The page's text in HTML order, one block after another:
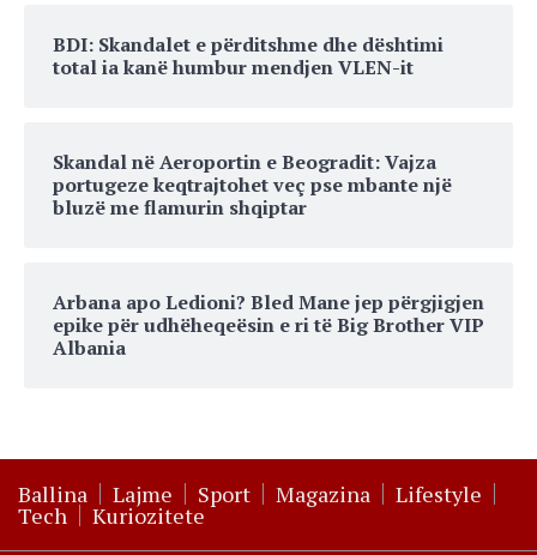
BDI: Skandalet e përditshme dhe dështimi
total ia kanë humbur mendjen VLEN-it
Skandal në Aeroportin e Beogradit: Vajza
portugeze keqtrajtohet veç pse mbante një
bluzë me flamurin shqiptar
Arbana apo Ledioni? Bled Mane jep përgjigjen
epike për udhëheqeësin e ri të Big Brother VIP
Albania
Ballina Lajme Sport Magazina Lifestyle
Tech Kuriozitete